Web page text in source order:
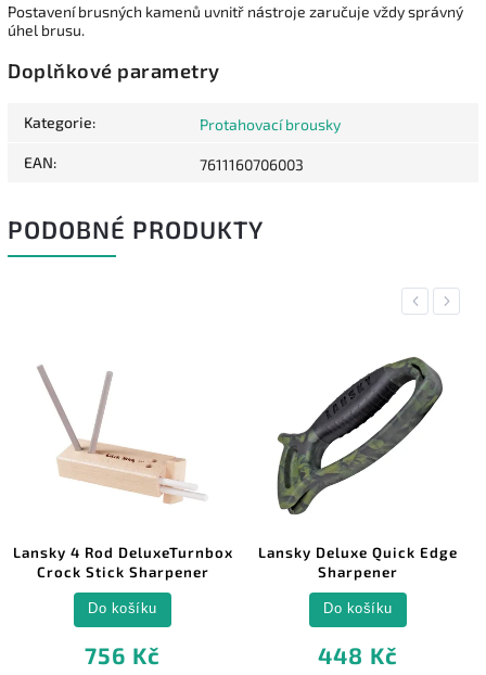
Postavení brusných kamenů uvnitř nástroje zaručuje vždy správný
úhel brusu.
Doplňkové parametry
Kategorie: Protahovací brousky
EAN: 7611160706003
PODOBNÉ PRODUKTY
Previous
Lansky 4 Rod DeluxeTurnbox
Crock Stick Sharpener
756 Kč
Do košíku
Lansky Deluxe Quick Edge
Sharpener
448 Kč
Do košíku
Next